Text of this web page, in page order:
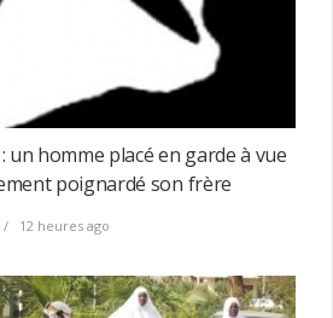
un homme placé en garde à vue
poignardé son frère
12 heures ago